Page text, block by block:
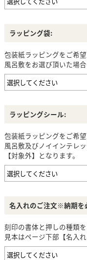
ラッピング袋:
包装紙ラッピングをご希
風呂敷をお選び頂いた場
ラッピングシール:
包装紙ラッピングをご希
風呂敷及びノイインテレ
【対象外】となります。
名入れのご注文※納期
刻印の書体と押しの種類を
見本はページ下部【名入